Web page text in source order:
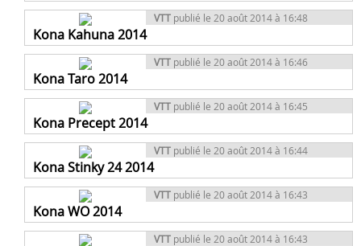
VTT publié le 20 août 2014 à 16:48
Kona Kahuna 2014
VTT publié le 20 août 2014 à 16:46
Kona Taro 2014
VTT publié le 20 août 2014 à 16:45
Kona Precept 2014
VTT publié le 20 août 2014 à 16:44
Kona Stinky 24 2014
VTT publié le 20 août 2014 à 16:43
Kona WO 2014
VTT publié le 20 août 2014 à 16:43